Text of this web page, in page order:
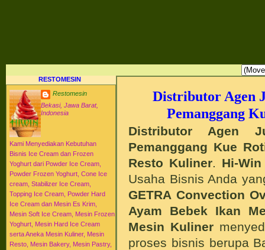
RESTOMESIN
Restomesin
Bekasi, Jawa Barat,
Indonesia
Kami Menyediakan Kebutuhan
Bisnis Ice Cream dan Frozen
Yoghurt dari Powder Ice Cream,
Powder Frozen Yoghurt, Cone Ice
cream, Stabilizer Ice Cream,
Topping Ice Cream, Powder Hard
Ice Cream dan Mesin Es Krim,
Mesin Soft Ice Cream, Mesin Frozen
Yoghurt, Mesin Hard Ice Cream
serta Aneka Mesin Kuliner, Mesin
Resto, Mesin Bakery, Mesin Pastry,
Distributor Agen
Pemanggang
Distributor Agen
Pemanggang Kue
Resto Kuliner
Hi-
Usaha Bisnis Anda
GETRA Convection
Ayam Bebek Ikan
Mesin Kuliner
proses bisnis berupa